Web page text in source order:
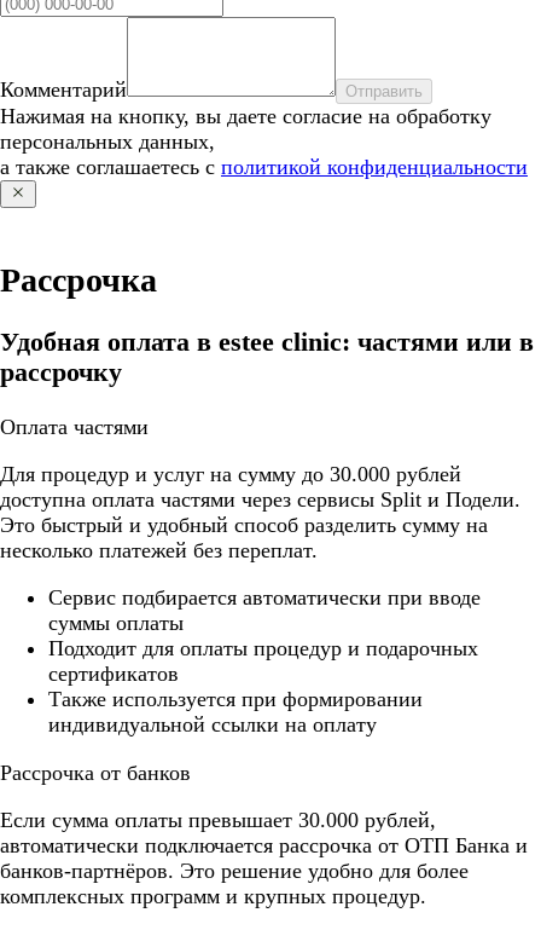
Комментарий Отправить
Нажимая на кнопку, вы даете согласие на обработку
персональных данных,
а также соглашаетесь с политикой конфиденциальности
Рассрочка
Удобная оплата в estee clinic: частями или в
рассрочку
Оплата частями
Для процедур и услуг на сумму до 30.000 рублей
доступна оплата частями через сервисы Split и Подели.
Это быстрый и удобный способ разделить сумму на
несколько платежей без переплат.
Cервис подбирается автоматически при вводе
суммы оплаты
Подходит для оплаты процедур и подарочных
сертификатов
Также используется при формировании
индивидуальной ссылки на оплату
Рассрочка от банков
Если сумма оплаты превышает 30.000 рублей,
автоматически подключается рассрочка от ОТП Банка и
банков-партнёров. Это решение удобно для более
комплексных программ и крупных процедур.